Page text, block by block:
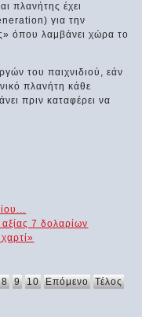
πλανήτης έχει
για την
όπου λαμβάνει χώρα το
του παιχνιδιού, εάν
πλανήτη κάθε
πριν καταφέρει να
7 δολαρίων
8 9 10 Επόμενο Τέλος